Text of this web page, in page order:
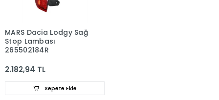
MARS Dacia Lodgy Sağ
Stop Lambası
265502184R
2.182,94 TL
Sepete Ekle